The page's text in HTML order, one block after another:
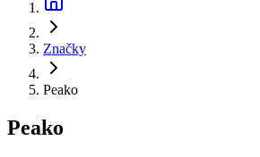
Značky
Peako
Peako